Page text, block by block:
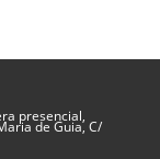
presencial,
de Guia, C/